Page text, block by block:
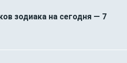
зодиака на сегодня — 7